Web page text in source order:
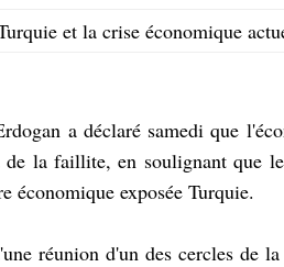
et la crise économique
a déclaré samedi que
la faillite, en soulignant que
économique exposée Turquie.
réunion d'un des cercles de